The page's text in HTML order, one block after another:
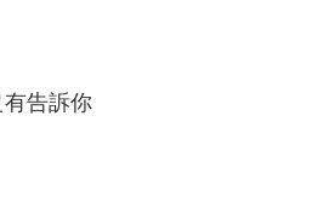
告訴你